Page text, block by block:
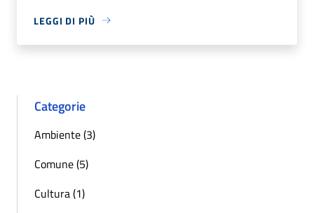
LEGGI DI PIÙ
Categorie
Ambiente (3)
Comune (5)
Cultura (1)